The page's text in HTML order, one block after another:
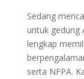
Sedang
untuk gedung
lengkap
serta NFPA.